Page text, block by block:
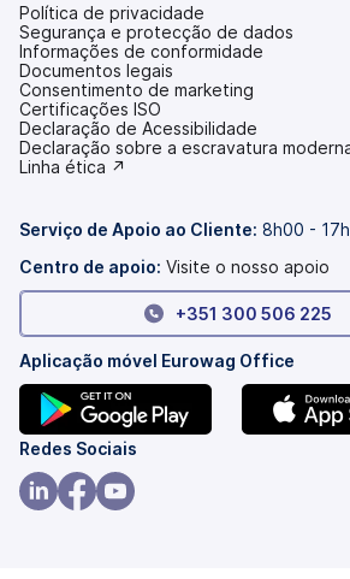
Política de privacidade
Segurança e protecção de dados
Informações de conformidade
Documentos legais
Consentimento de marketing
Certificações ISO
Declaração de Acessibilidade
(abre
num
Declaração sobre a escravatura
(abre
separador)
Linha ética ↗
Serviço de Apoio ao Cliente: 8h00 -
Centro de apoio: Visite o nosso apoio
+351 300 506 225
Aplicação móvel Eurowag Office
(abre
num
novo
Redes Sociais